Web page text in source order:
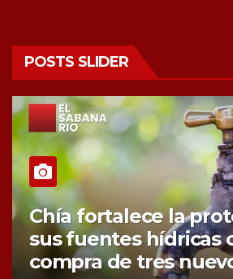
POSTS SLIDER
Chía fortalece la
sus fuentes hídricas
compra de tres